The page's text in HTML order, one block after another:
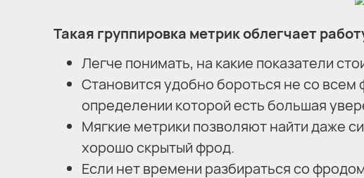
Такая группировка метрик облегчает
Легче понимать, на какие показатели
Становится удобно бороться не со всем
определении которой есть большая
Мягкие метрики позволяют найти даже
хорошо скрытый фрод.
Если нет времени разбираться со